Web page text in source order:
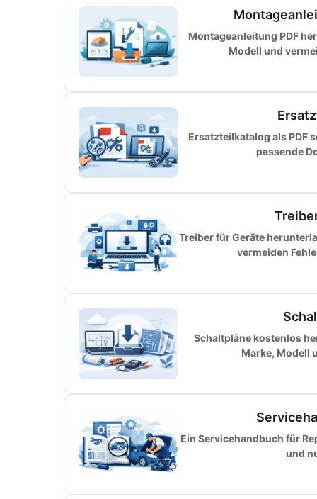
Montageanleitung PDF
Modell und
Ersatzteilkatalog als PDF
passende
Treiber für Geräte
vermeiden
Schaltpläne kostenlos
Marke, Modell
Ein Servicehandbuch für
und